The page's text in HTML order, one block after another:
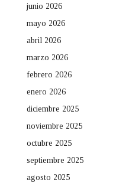
junio 2026
mayo 2026
abril 2026
marzo 2026
febrero 2026
enero 2026
diciembre 2025
noviembre 2025
octubre 2025
septiembre 2025
agosto 2025